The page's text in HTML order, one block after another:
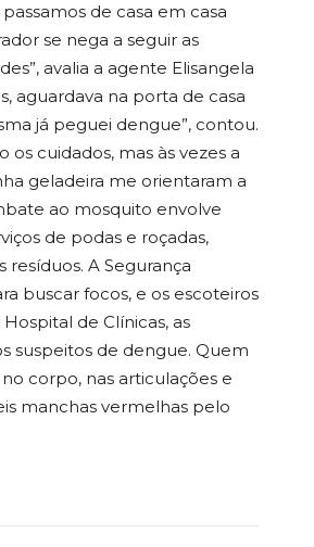
de casa em casa
se nega a seguir as
avalia a agente Elisangela
aguardava na porta de casa
já peguei dengue”, contou.
cuidados, mas às vezes a
geladeira me orientaram a
ao mosquito envolve
de podas e roçadas,
A Segurança
buscar focos, e os escoteiros
de Clínicas, as
suspeitos de dengue. Quem
corpo, nas articulações e
manchas vermelhas pelo